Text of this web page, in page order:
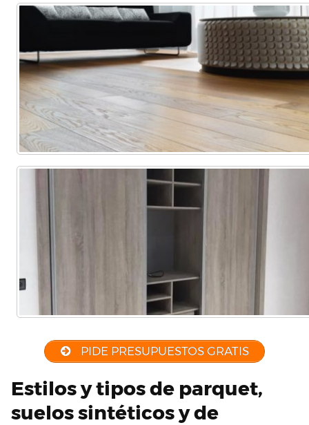
parquet o
Comercial
parquet o
Vivienda
(Completa)
Tarima
Vivienda
(Parcial)
Otros
PIDE PRESUPUESTOS GRATIS
Estilos y tipos de parquet,
suelos sintéticos y de